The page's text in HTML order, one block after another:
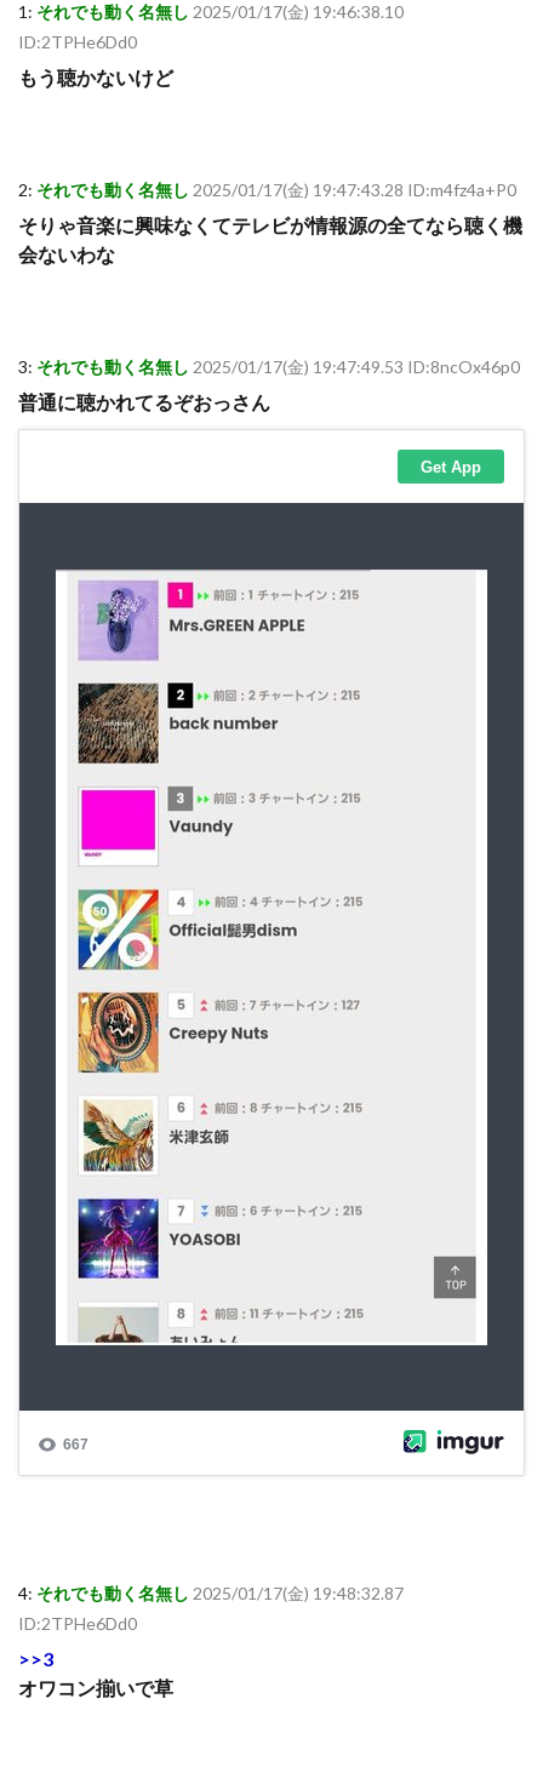
1: それでも動く名無し 2025/01/17(金) 19:46:38.10
ID:2TPHe6Dd0
もう聴かないけど
2: それでも動く名無し 2025/01/17(金) 19:47:43.28 ID:m4fz4a+P0
そりゃ音楽に興味なくてテレビが情報源の全てなら聴く機
会ないわな
3: それでも動く名無し 2025/01/17(金) 19:47:49.53 ID:8ncOx46p0
普通に聴かれてるぞおっさん
4: それでも動く名無し 2025/01/17(金) 19:48:32.87
ID:2TPHe6Dd0
>>3
オワコン揃いで草